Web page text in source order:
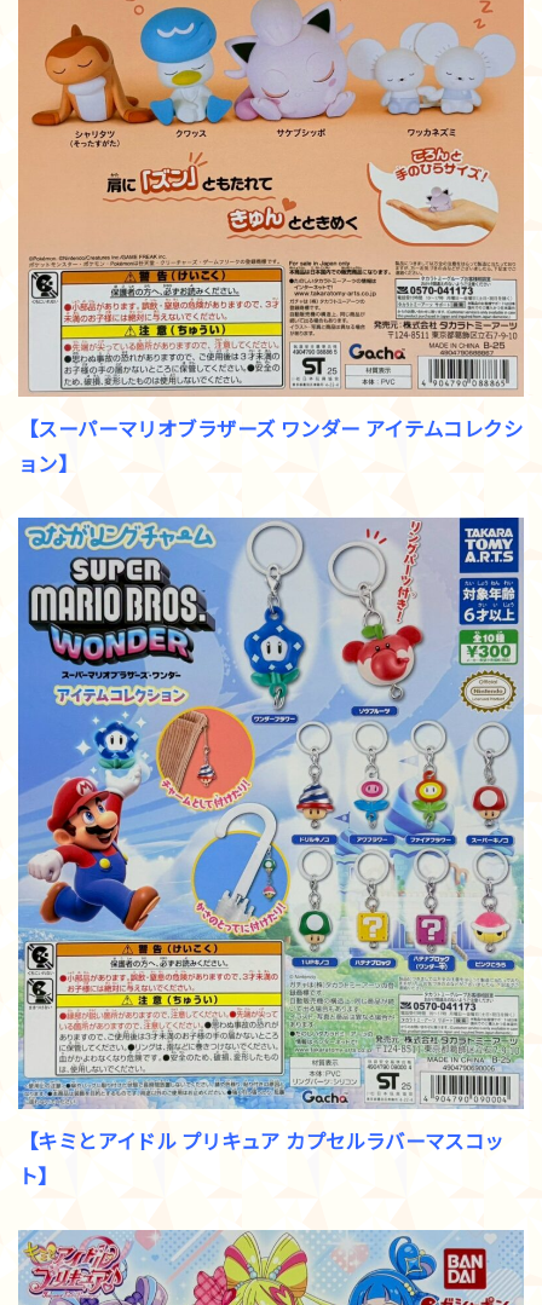
【スーパーマリオブラザーズ ワンダー アイテムコレクシ
ョン】
【キミとアイドル プリキュア カプセルラバーマスコッ
ト】